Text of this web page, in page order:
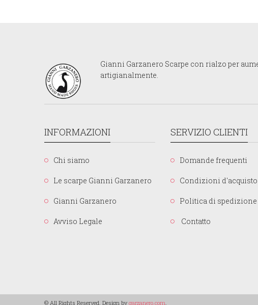
Gianni Garzanero Scarpe con rialzo per
artigianalmente.
INFORMAZIONI
Chi siamo
Le scarpe Gianni Garzanero
Gianni Garzanero
Avviso Legale
SERVIZIO CLIENTI
Domande frequenti
Condizioni d'acquisto
Politica di spedizione
Contatto
© All Rights Reserved. Design by garzanero.com.